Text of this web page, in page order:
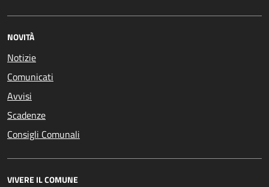
NOVITÀ
Notizie
Comunicati
Avvisi
Scadenze
Consigli Comunali
VIVERE IL COMUNE